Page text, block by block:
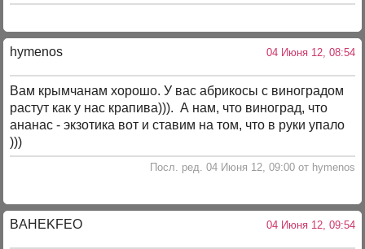
hymenos 04 Июня 12, 08:54
Вам крымчанам хорошо. У вас абрикосы с виноградом
растут как у нас крапива))). А нам, что виноград, что
ананас - экзотика вот и ставим на том, что в руки упало
)))
Посл. ред. 04 Июня 12, 09:00 от hymenos
BAHEKFEO 04 Июня 12, 09:54